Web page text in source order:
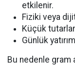
etkilenir.
Fiziki veya
Küçük
Günlük
Bu nedenle gram